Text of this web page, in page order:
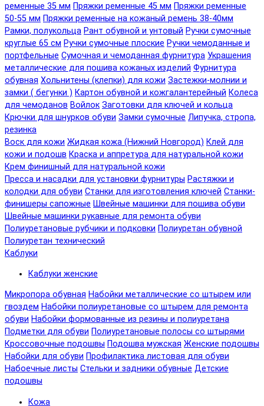
ременные 35 мм Пряжки ременные 45 мм Пряжки ременные
50-55 мм Пряжки ременные на кожаный ремень 38-40мм
Рамки, полукольца Рант обувной и унтовый Ручки сумочные
круглые 65 см Ручки сумочные плоские Ручки чемоданные и
портфельные Сумочная и чемоданная фурнитура Украшения
металлические для пошива кожаных изделий Фурнитура
обувная Хольнитены (клепки) для кожи Застежки-молнии и
замки ( бегунки ) Картон обувной и кожгалантерейный Колеса
для чемоданов Войлок Заготовки для ключей и кольца
Крючки для шнурков обуви Замки сумочные Липучка, стропа,
резинка
Воск для кожи Жидкая кожа (Нижний Новгород) Клей для
кожи и подошв Краска и аппретура для натуральной кожи
Крем финишный для натуральной кожи
Пресса и насадки для установки фурнитуры Растяжки и
колодки для обуви Станки для изготовления ключей Станки-
финишеры сапожные Швейные машинки для пошива обуви
Швейные машинки рукавные для ремонта обуви
Полиуретановые рубчики и подковки Полиуретан обувной
Полиуретан технический
Каблуки
Каблуки женские
Микропора обувная Набойки металлические со штырем или
гвоздем Набойки полиуретановые со штырем для ремонта
обуви Набойки формованные из резины и полиуретана
Подметки для обуви Полиуретановые полосы со штырями
Кроссовочные подошвы Подошва мужская Женские подошвы
Набойки для обуви Профилактика листовая для обуви
Набоечные листы Стельки и задники обувные Детские
подошвы
Кожа